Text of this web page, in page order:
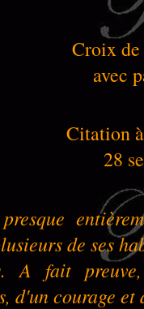
Croix
avec
Citation
28
de ses
A fait
d'un courage